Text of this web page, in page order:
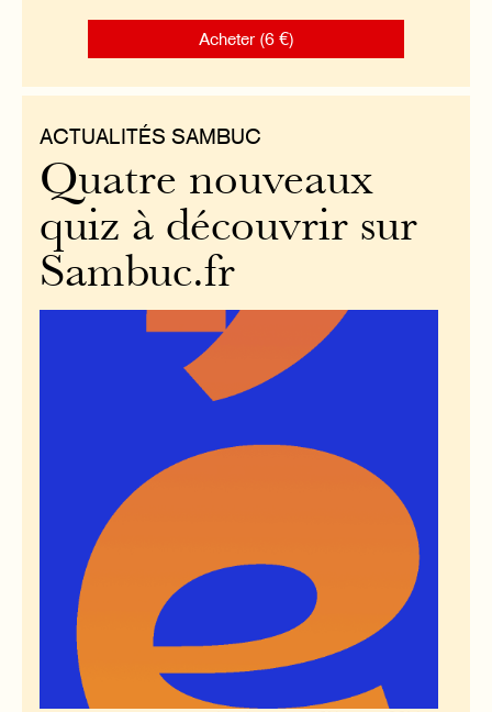
Acheter (6 €)
ACTUALITÉS SAMBUC
Quatre nouveaux
quiz à découvrir sur
Sambuc.fr